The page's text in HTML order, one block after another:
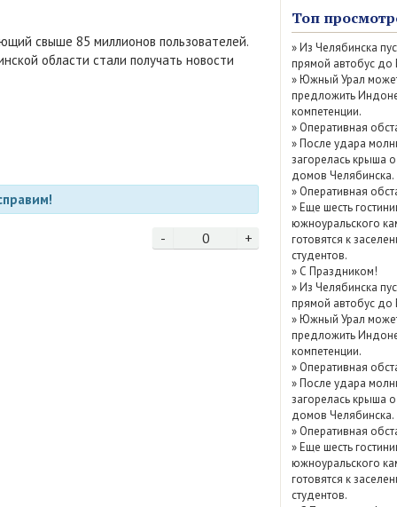
свыше 85 миллионов пользователей.
области стали получать новости
- 0 +
Июль 2026 (77)
Июнь 2026 (52)
Май 2026 (69)
Апрель 2026
Март 2026 (79)
Показать /
архив
Топ
»Из Челябинска
прямой автобус
»Южный Урал
предложить
компетенции.
» Оперативная
»После удара
загорелась крыша
домов Челябинска.
» Оперативная
»Еще шесть
южноуральского
готовятся к
студентов.
» С Праздником!
»Из Челябинска
прямой автобус
»Южный Урал
предложить
компетенции.
» Оперативная
»После удара
загорелась крыша
домов Челябинска.
» Оперативная
»Еще шесть
южноуральского
готовятся к
студентов.